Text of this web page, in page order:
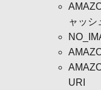
ャッシ
URI